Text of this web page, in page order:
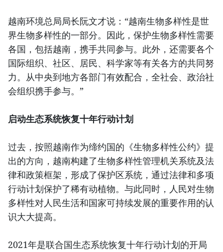
越南环境总局局长阮文才说：“越南生物多样性是世
界生物多样性的一部分。因此，保护生物多样性需要
各国，包括越南，携手共同参与。此外，还需要各个
国际组织、社区、居民、科学家等有关各方的共同努
力。从中央到地方各部门有效配合，全社会、政治社
会组织携手参与。”
启动生态系统恢复十年行动计划
过去，按照越南作为缔约国的《生物多样性公约》提
出的方向，越南构建了生物多样性管理机关系统及法
律和政策框架，形成了保护区系统，通过法律和多项
行动计划保护了稀有动植物。与此同时，人民对生物
多样性对人民生活和国家可持续发展的重要作用的认
识大大提高。
2021年是联合国生态系统恢复十年行动计划的开局